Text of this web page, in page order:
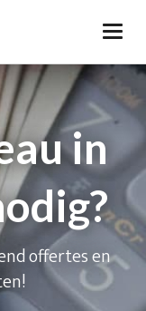
in
offertes en